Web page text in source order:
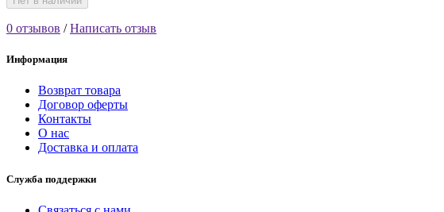
0 отзывов /Написать отзыв
Информация
Возврат товара
Договор оферты
Контакты
О нас
Доставка и оплата
Служба поддержки